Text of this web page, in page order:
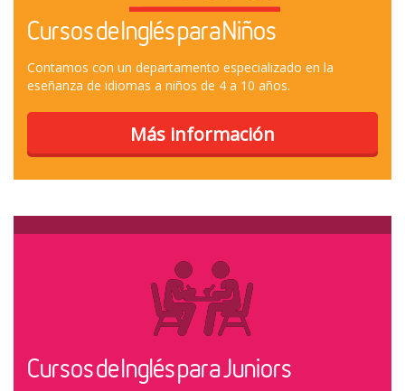
Cursos de Inglés para Niños
Contamos con un departamento especializado en la
eseñanza de idiomas a niños de 4 a 10 años.
Más información
Cursos de Inglés para Juniors